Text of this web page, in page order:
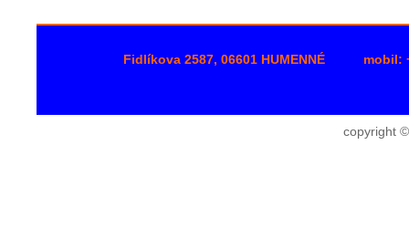
Fidlíkova 2587, 06601 HUMENNÉ mobil:
copyright